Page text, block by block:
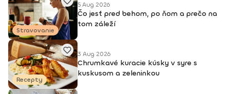
Stravovanie
5 Aug 2026
Čo jesť pred behom, po ňom a prečo na
tom záleží
Recepty
3 Aug 2026
Chrumkavé kuracie kúsky v syre s
kuskusom a zeleninkou